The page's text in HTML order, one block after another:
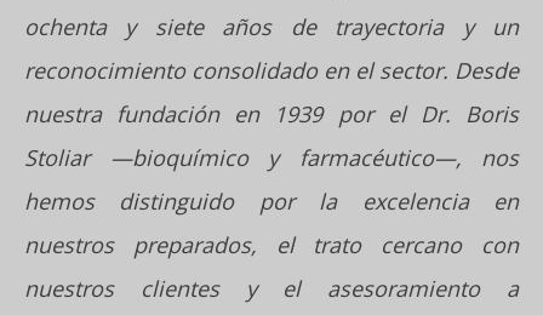
ochenta y siete años de trayectoria y un
reconocimiento consolidado en el sector. Desde
nuestra fundación en 1939 por el Dr. Boris
Stoliar —bioquímico y farmacéutico—, nos
hemos distinguido por la excelencia en
nuestros preparados, el trato cercano con
nuestros clientes y el asesoramiento a